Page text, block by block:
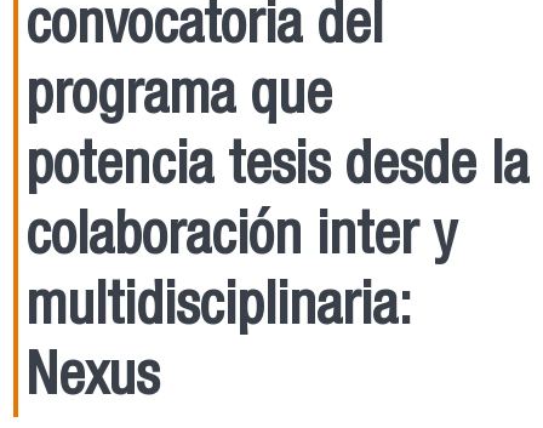
convocatoria del
programa que
potencia tesis desde la
colaboración inter y
multidisciplinaria:
Nexus